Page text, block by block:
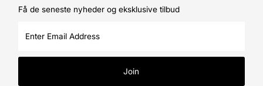
Få de seneste nyheder og eksklusive tilbud
Email
Join